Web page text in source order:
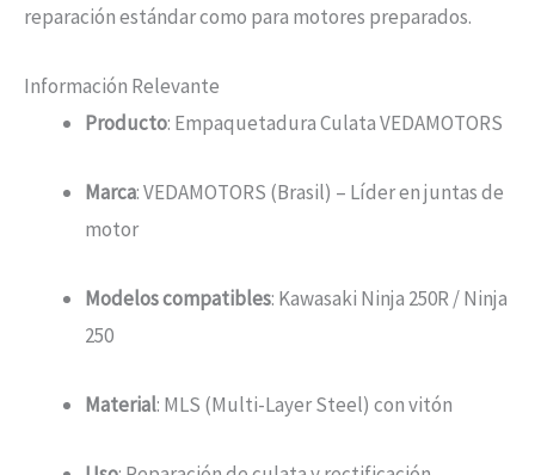
reparación estándar como para motores preparados.
Información Relevante
Producto: Empaquetadura Culata VEDAMOTORS
Marca: VEDAMOTORS (Brasil) – Líder en juntas de
motor
Modelos compatibles: Kawasaki Ninja 250R / Ninja
250
Material: MLS (Multi-Layer Steel) con vitón